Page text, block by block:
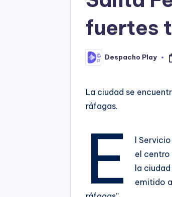
fuertes
Posted
by
Despacho Play
La ciudad se
ráfagas.
E
l
el
la
emitido